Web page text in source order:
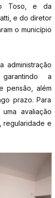
Toso, e da
e do diretor
o município
administração
a
pensão, além
prazo. Para
avaliação
regularidade e